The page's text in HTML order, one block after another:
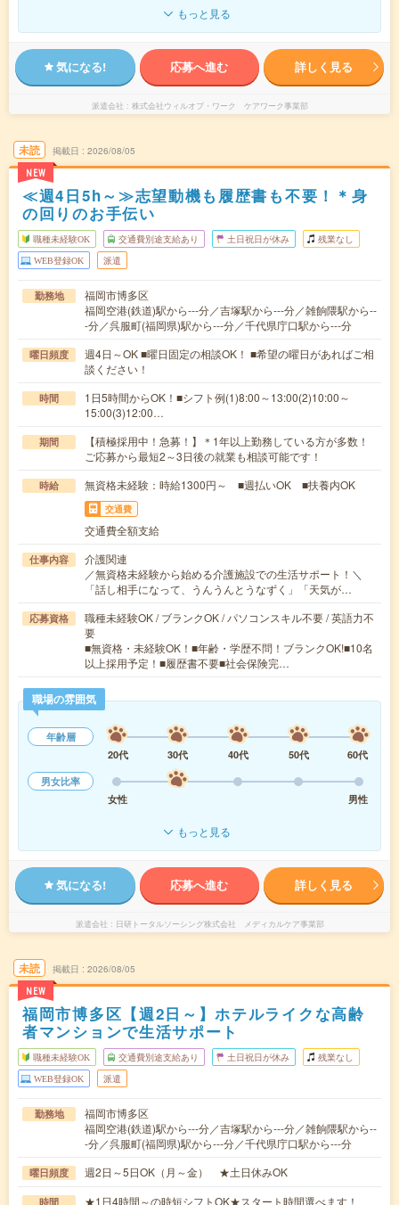
もっと見る
気になる! 応募へ進む 詳しく見る
派遣会社 株式会社ウィルオブ・ワーク ケアワーク事業部
未読
NEW
掲載日 2026/08/05
≪週4日5h～≫志望動機も履歴書も不要！＊身
の回りのお手伝い
職種未経験OK 交通費別途支給あり 土日祝日が休み 残業なし
WEB登録OK 派遣
勤務地
福岡市博多区
福岡空港(鉄道)駅から---分／吉塚駅から---分／雑餉隈駅から--
-分／呉服町(福岡県)駅から---分／千代県庁口駅から---分
曜日頻度
週4日～OK ■曜日固定の相談OK！ ■希望の曜日があればご相
談ください！
時間
1日5時間からOK！■シフト例(1)8:00～13:00(2)10:00～
15:00(3)12:00…
期間
【積極採用中！急募！】＊1年以上勤務している方が多数！
ご応募から最短2～3日後の就業も相談可能です！
時給 無資格未経験：時給1300円～ ■週払いOK ■扶養内OK
交通費
交通費全額支給
仕事内容
介護関連
／無資格未経験から始める介護施設での生活サポート！＼
「話し相手になって、うんうんとうなずく」「天気が…
応募資格
職種未経験OK / ブランクOK / パソコンスキル不要 / 英語力不
要
■無資格・未経験OK！■年齢・学歴不問！ブランクOK!■10名
以上採用予定！■履歴書不要■社会保険完…
職場の雰囲気
年齢層
20代
30代 40代 50代
60代
男女比率
女性
男性
もっと見る
気になる! 応募へ進む 詳しく見る
派遣会社 日研トータルソーシング株式会社 メディカルケア事業部
未読
NEW
掲載日 2026/08/05
福岡市博多区【週2日～】ホテルライクな高齢
者マンションで生活サポート
職種未経験OK 交通費別途支給あり 土日祝日が休み 残業なし
WEB登録OK 派遣
勤務地
福岡市博多区
福岡空港(鉄道)駅から---分／吉塚駅から---分／雑餉隈駅から--
-分／呉服町(福岡県)駅から---分／千代県庁口駅から---分
曜日頻度 週2日～5日OK（月～金） ★土日休みOK
時間 ★1日4時間～の時短シフトOK★スタート時間選べます！